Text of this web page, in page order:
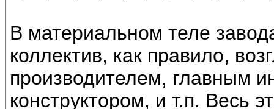
В материальном теле
коллектив, как правило,
производителем, главным
конструктором, и т.п. Весь